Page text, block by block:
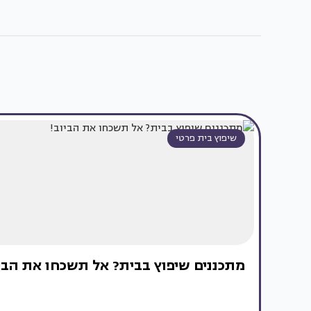
שיפוץ בית פרטי
מתכננים שיפוץ בבית? אל תשכחו את